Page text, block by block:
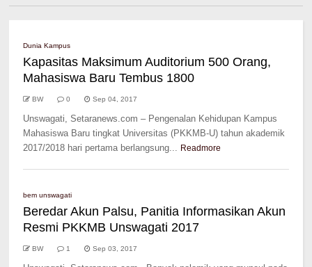
Dunia Kampus
Kapasitas Maksimum Auditorium 500 Orang,
Mahasiswa Baru Tembus 1800
BW 0 Sep 04, 2017
Unswagati, Setaranews.com – Pengenalan Kehidupan Kampus
Mahasiswa Baru tingkat Universitas (PKKMB-U) tahun akademik
2017/2018 hari pertama berlangsung... Readmore
bem unswagati
Beredar Akun Palsu, Panitia Informasikan Akun
Resmi PKKMB Unswagati 2017
BW 1 Sep 03, 2017